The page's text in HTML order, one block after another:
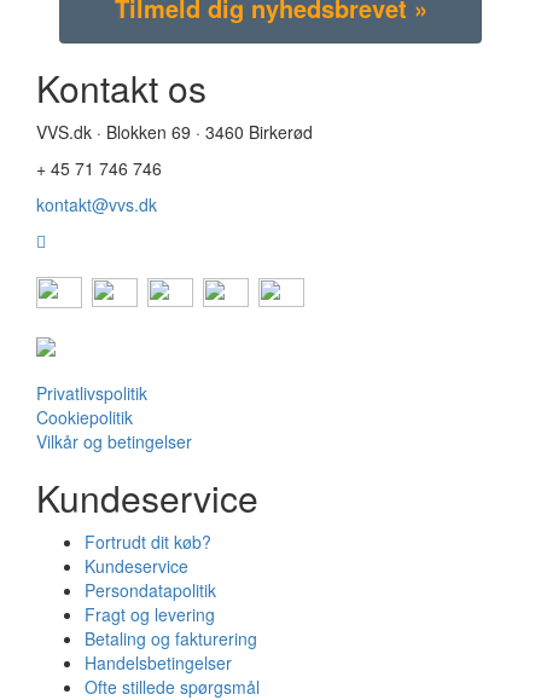
Kontakt os
VVS.dk · Blokken 69 · 3460 Birkerød
+ 45 71 746 746
kontakt@vvs.dk
Privatlivspolitik
Cookiepolitik
Vilkår og betingelser
Kundeservice
Fortrudt dit køb?
Kundeservice
Persondatapolitik
Fragt og levering
Betaling og fakturering
Handelsbetingelser
Ofte stillede spørgsmål